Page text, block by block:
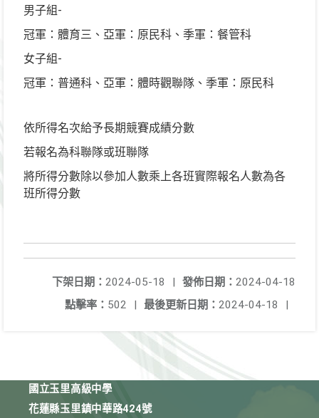
男子組-
冠軍：體育三、亞軍：原民科、季軍：餐管科
女子組-
冠軍：普通科、亞軍：體時觀聯隊、季軍：原民科
依所得名次給予長期競賽成績分數
若報名為科聯隊或班聯隊
將所得分數除以參加人數乘上各班實際報名人數為各
班所得分數
發佈日期： 2024-04-18
下架日期： 2024-05-18
|
最後更新日期： 2024-04-18 |
點擊率： 502 |
國立玉里高級中學
花蓮縣玉里鎮中華路424號